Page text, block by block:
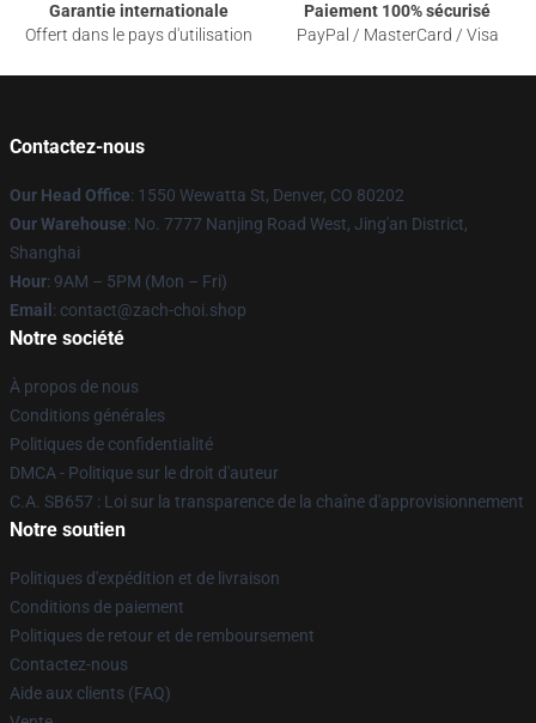
Garantie internationale
Offert dans le pays d'utilisation
Paiement 100% sécurisé
PayPal / MasterCard / Visa
Contactez-nous
Our Head Office: 1550 Wewatta St, Denver, CO 80202
Our Warehouse: No. 7777 Nanjing Road West, Jing'an District,
Shanghai
Hour: 9AM – 5PM (Mon – Fri)
Email : contact@zach-choi.shop
Notre société
À propos de nous
Conditions générales
Politiques de confidentialité
DMCA - Politique sur le droit d'auteur
C.A. SB657 : Loi sur la transparence de la chaîne d'approvisionnement
Notre soutien
Politiques d'expédition et de livraison
Conditions de paiement
Politiques de retour et de remboursement
Contactez-nous
Aide aux clients (FAQ)